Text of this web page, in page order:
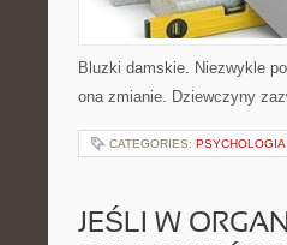
Bluzki damskie. Niezwykle
ona zmianie. Dziewczyny
CATEGORIES:
JEŚLI W